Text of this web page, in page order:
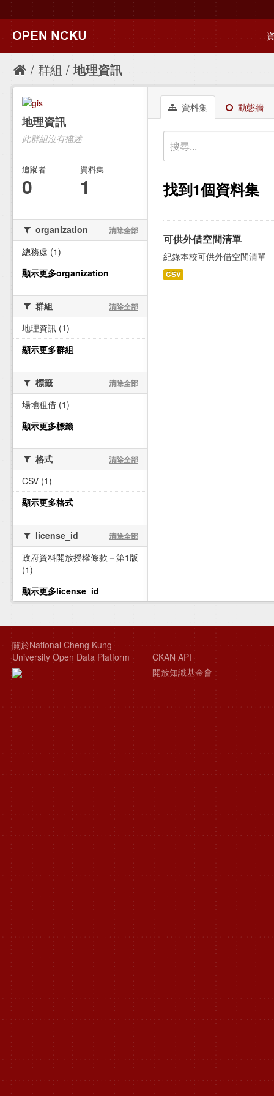
群組 地理資訊
資料集 動態牆
找到1個資料集
可供外借空間清單
紀錄本校可供外借空間清單
CSV
地理資訊
此群組沒有描述
追蹤者
0
資料集
1
organization 清除全部
總務處 (1)
顯示更多organization
群組 清除全部
地理資訊 (1)
顯示更多群組
標籤 清除全部
場地租借 (1)
顯示更多標籤
格式 清除全部
CSV (1)
顯示更多格式
license_id 清除全部
政府資料開放授權條款－第1版
(1)
顯示更多license_id
關於National Cheng Kung
University Open Data Platform
CKAN API
開放知識基金會